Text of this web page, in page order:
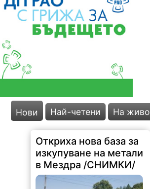
Нови Най-четени На живо
Откриха нова база за
изкупуване на метали
в Мездра /СНИМКИ/